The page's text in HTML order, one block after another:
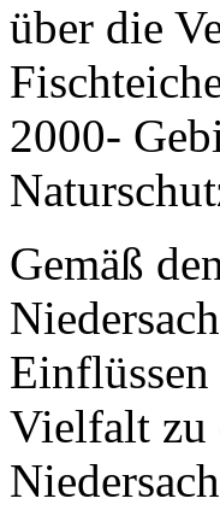
über die
2000-
Gemäß
Vielfalt zu